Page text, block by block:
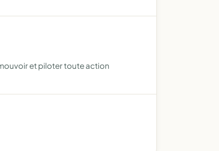
et piloter toute action